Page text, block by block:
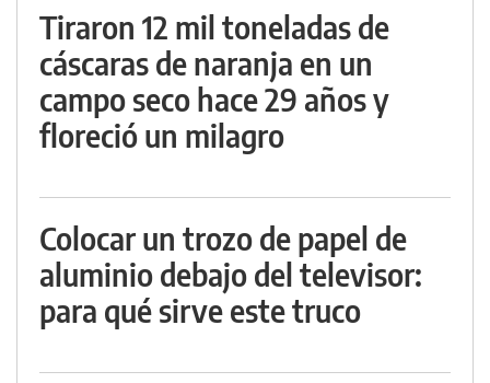
Tiraron 12 mil toneladas de
cáscaras de naranja en un
campo seco hace 29 años y
floreció un milagro
Colocar un trozo de papel de
aluminio debajo del televisor:
para qué sirve este truco